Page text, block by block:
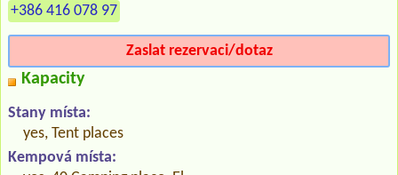
+386 416 078 97
Zaslat rezervaci/dotaz
Kapacity
Stany místa:
yes, Tent places
Kempová místa: